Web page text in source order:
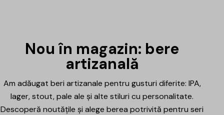
Nou în magazin: bere
artizanală
Am adăugat beri artizanale pentru gusturi diferite: IPA,
lager, stout, pale ale și alte stiluri cu personalitate.
Descoperă noutățile și alege berea potrivită pentru seri